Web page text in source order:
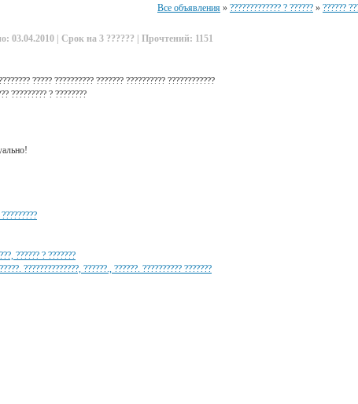
Все объявления » ????????????? ? ?????? » ??????
03.04.2010 | Срок на 3 ?????? | Прочтений: 1151
????? ?????????? ??????? ?????????? ????????????
????????? ? ????????
?????? ? ???????
??????????????, ??????., ??????. ?????????? ???????